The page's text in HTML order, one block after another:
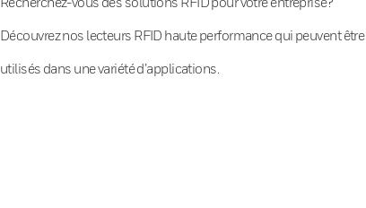
Découvrez nos lecteurs RFID haute performance qui peuvent être
utilisés dans une variété d’applications.